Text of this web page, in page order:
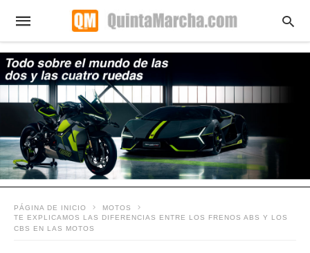
PÁGINA DE INICIO
MOTOS
TE EXPLICAMOS LAS DIFERENCIAS ENTRE LOS FRENOS ABS Y LOS
CBS EN LAS MOTOS